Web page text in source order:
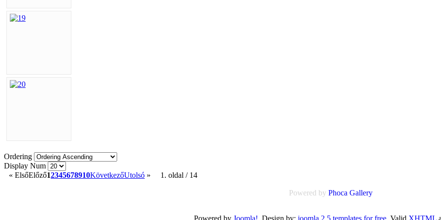
Ordering
Display Num
« ElsőElőző12345678910KövetkezőUtolsó » 1. oldal / 14
Powered by Phoca Gallery
Powered by Joomla! . Design by: joomla 2.5 templates for freeValid XHTML